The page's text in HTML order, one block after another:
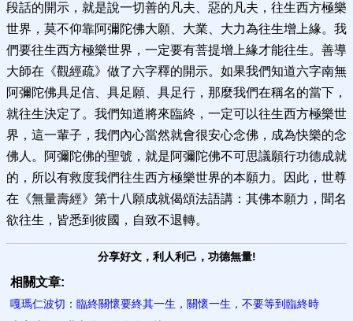
段話的開示，就是說一切善的凡夫、惡的凡夫，往生西方極樂
世界，莫不仰靠阿彌陀佛大願、大業、大力為往生增上緣。我
們要往生西方極樂世界，一定要有菩提增上緣才能往生。善導
大師在《觀經疏》做了六字釋的開示。如果我們知道六字南無
阿彌陀佛具足信、具足願、具足行，那麼我們在稱名的當下，
就往生決定了。我們知道將來臨終，一定可以往生西方極樂世
界，這一輩子，我們內心當然就會很安心念佛，成為快樂的念
佛人。阿彌陀佛的聖號，就是阿彌陀佛不可思議願行功德成就
的，所以有救度我們往生西方極樂世界的本願力。因此，世尊
在《無量壽經》第十八願成就偈頌法語講：其佛本願力，聞名
欲往生，皆悉到彼國，自致不退轉。
分享好文，利人利己，功德無量!
相關文章:
嘎瑪仁波切：臨終關懷要終其一生，關懷一生，不要等到臨終時